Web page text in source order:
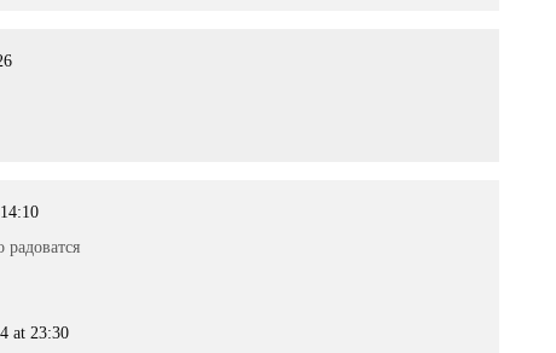
at 23:30